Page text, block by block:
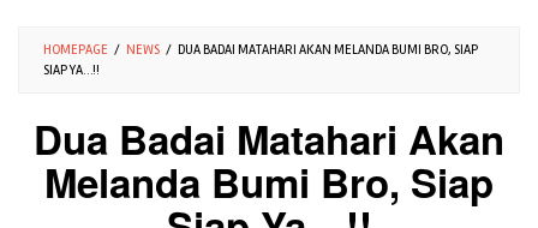
HOMEPAGE / NEWS / DUA BADAI MATAHARI AKAN MELANDA BUMI BRO, SIAP
SIAP YA…!!
Dua Badai Matahari Akan
Melanda Bumi Bro, Siap